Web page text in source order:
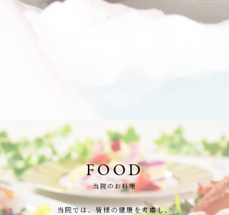
FOOD
当院のお料理
当院では、皆様の健康を考慮し、